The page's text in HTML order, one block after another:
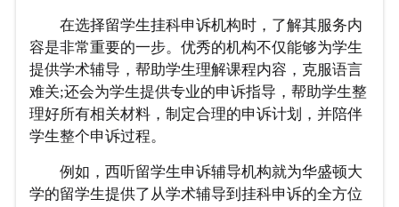
在选择留学生挂科申诉机构时，了解其服务内
容是非常重要的一步。优秀的机构不仅能够为学生
提供学术辅导，帮助学生理解课程内容，克服语言
难关;还会为学生提供专业的申诉指导，帮助学生整
理好所有相关材料，制定合理的申诉计划，并陪伴
学生整个申诉过程。
例如，西听留学生申诉辅导机构就为华盛顿大
学的留学生提供了从学术辅导到挂科申诉的全方位